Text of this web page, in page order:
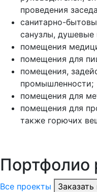
проведения
санитарно-
санузлы, душевые
помещения
помещения для
помещения,
промышленности;
помещения для
помещения для
также горючих
Портфолио
Все проекты